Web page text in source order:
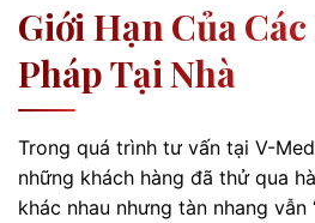
Giới Hạn Của
Pháp Tại Nhà
Trong quá trình tư vấn tại V-
những khách hàng đã thử qua
khác nhau nhưng tàn nhang vẫn